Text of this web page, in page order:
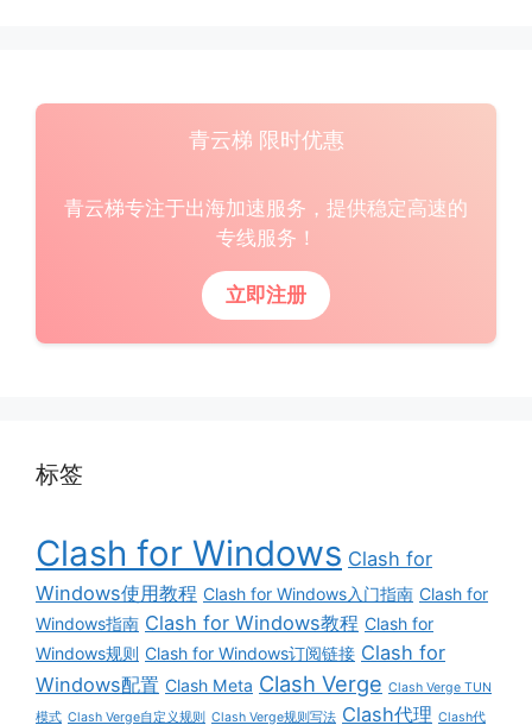
青云梯 限时优惠
青云梯专注于出海加速服务，提供稳定高速的
专线服务！
立即注册
标签
Clash for Windows Clash for
Windows使用教程 Clash for Windows入门指南 Clash for
Windows指南 Clash for Windows教程 Clash for
Windows规则 Clash for Windows订阅链接 Clash for
Windows配置 Clash Meta Clash Verge Clash Verge TUN
模式 Clash Verge自定义规则 Clash Verge规则写法 Clash代理 Clash代